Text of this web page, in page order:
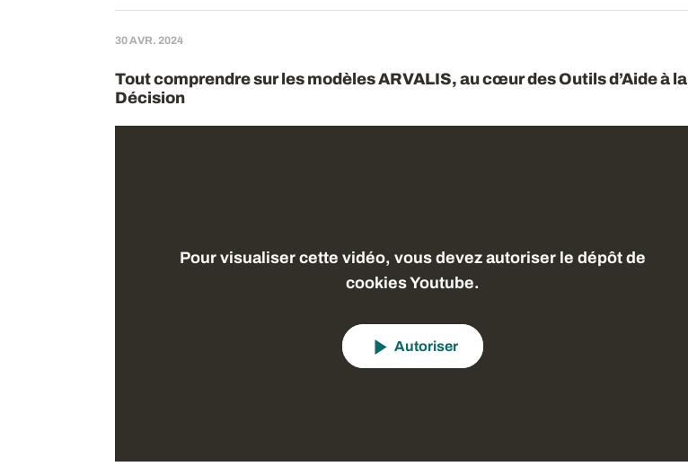
30 AVR. 2024
Tout comprendre sur les modèles ARVALIS, au cœur des Outils d’Aide à la
Décision
Pour visualiser cette vidéo, vous devez autoriser le dépôt de
cookies Youtube.
Autoriser